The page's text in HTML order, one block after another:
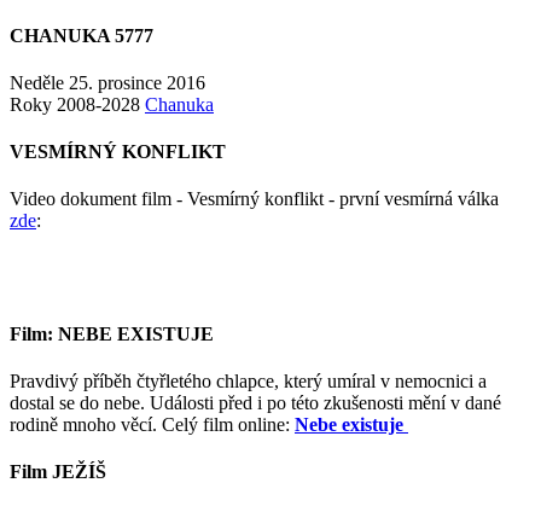
CHANUKA 5777
Neděle 25. prosince 2016
Roky 2008-2028 Chanuka
VESMÍRNÝ KONFLIKT
Video dokument film - Vesmírný konflikt - první vesmírná válka
zde:
Film: NEBE EXISTUJE
Pravdivý příběh čtyřletého chlapce, který umíral v nemocnici a
dostal se do nebe. Události před i po této zkušenosti mění v dané
rodině mnoho věcí. Celý film online: Nebe existuje
Film JEŽÍŠ